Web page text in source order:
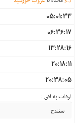
05:01:33
06:36:17
13:28:16
20:18:11
20:38:05
اوقات به افق :